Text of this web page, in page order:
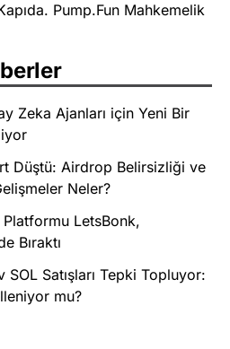
Pump.Fun Mahkemelik
Zeka Ajanları için Yeni Bir
Düştü: Airdrop Belirsizliği ve
Neler?
LetsBonk,
Bıraktı
SOL Satışları Tepki Topluyor:
mu?